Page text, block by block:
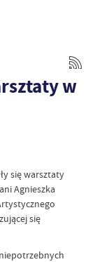
w
się warsztaty
Agnieszka
się